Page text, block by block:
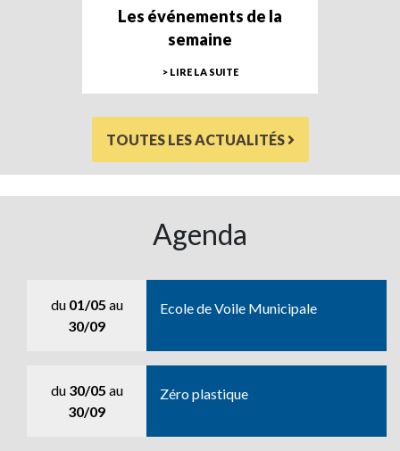
Les événements de la
semaine
> LIRE LA SUITE
TOUTES LES ACTUALITÉS
Agenda
du 01/05 au
30/09
Ecole de Voile Municipale
du 30/05 au
30/09
Zéro plastique